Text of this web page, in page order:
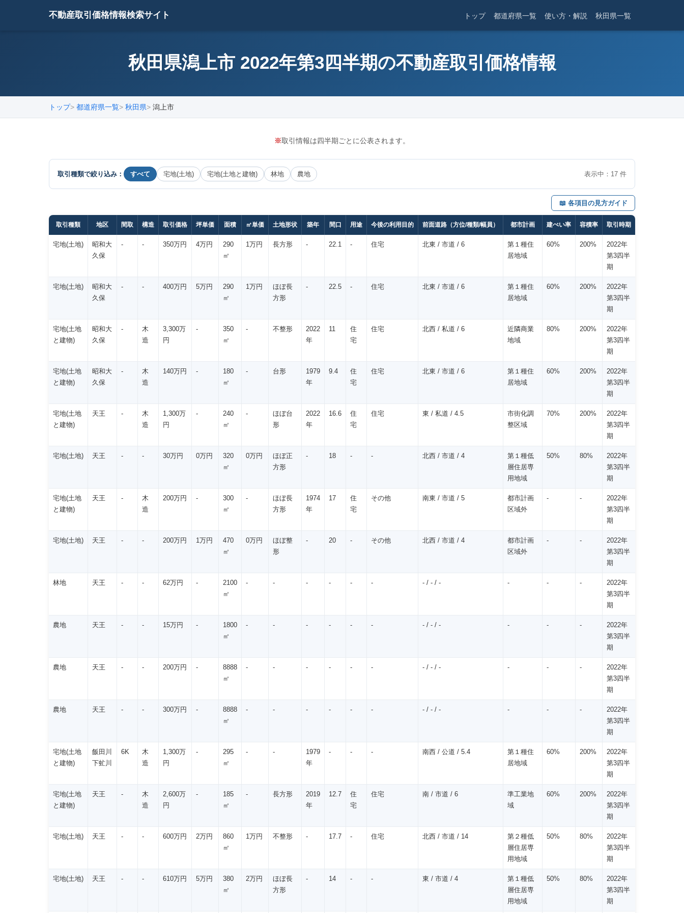
不動産取引価格情報検索サイト トップ 都道府県一覧 使い方・解説 秋田県一覧
秋田県潟上市 2022年第3四半期の不動産取引価格情報
トップ 都道府県一覧 秋田県 潟上市
※取引情報は四半期ごとに公表されます。
取引種類で絞り込み： すべて 宅地(土地) 宅地(土地と建物) 林地 農地 表示中： 17 件
📖 各項目の見方ガイド
取引種類 地区 間取 構造 取引価格 坪単価 面積 ㎡単価 土地形状 築年 間口 用途 今後の利用目的 前面道路（方位/種類/幅員） 都市計画 建ぺい率 容積率 取引時期
宅地(土地)
昭和大
久保
- - 350万円 4万円
290
㎡
1万円 長方形 - 22.1 - 住宅 北東 / 市道 / 6
第１種住
居地域
60% 200%
2022年
第3四半
期
宅地(土地)
昭和大
久保
- - 400万円 5万円
290
㎡
1万円
ほぼ長
方形
- 22.5 - 住宅 北東 / 市道 / 6
第１種住
居地域
60% 200%
2022年
第3四半
期
宅地(土地
と建物)
昭和大
久保
-
木
造
3,300万
円
-
350
㎡
- 不整形
2022
年
11
住
宅
住宅 北西 / 私道 / 6
近隣商業
地域
80% 200%
2022年
第3四半
期
宅地(土地
と建物)
昭和大
久保
-
木
造
140万円 -
180
㎡
- 台形
1979
年
9.4
住
宅
住宅 北東 / 市道 / 6
第１種住
居地域
60% 200%
2022年
第3四半
期
宅地(土地
と建物)
天王 -
木
造
1,300万
円
-
240
㎡
-
ほぼ台
形
2022
年
16.6
住
宅
住宅 東 / 私道 / 4.5
市街化調
整区域
70% 200%
2022年
第3四半
期
宅地(土地) 天王 - - 30万円 0万円
320
㎡
0万円
ほぼ正
方形
- 18 - - 北西 / 市道 / 4
第１種低
層住居専
用地域
50% 80%
2022年
第3四半
期
宅地(土地
と建物)
天王 -
木
造
200万円 -
300
㎡
-
ほぼ長
方形
1974
年
17
住
宅
その他 南東 / 市道 / 5
都市計画
区域外
- -
2022年
第3四半
期
宅地(土地) 天王 - - 200万円 1万円
470
㎡
0万円
ほぼ整
形
- 20 - その他 北西 / 市道 / 4
都市計画
区域外
- -
2022年
第3四半
期
林地 天王 - - 62万円 -
2100
㎡
- - - - - - - / - / - - - -
2022年
第3四半
期
農地 天王 - - 15万円 -
1800
㎡
- - - - - - - / - / - - - -
2022年
第3四半
期
農地 天王 - - 200万円 -
8888
㎡
- - - - - - - / - / - - - -
2022年
第3四半
期
農地 天王 - - 300万円 -
8888
㎡
- - - - - - - / - / - - - -
2022年
第3四半
期
宅地(土地
と建物)
飯田川
下虻川
6K
木
造
1,300万
円
-
295
㎡
- -
1979
年
- - - 南西 / 公道 / 5.4
第１種住
居地域
60% 200%
2022年
第3四半
期
宅地(土地
と建物)
天王 -
木
造
2,600万
円
-
185
㎡
- 長方形
2019
年
12.7
住
宅
住宅 南 / 市道 / 6
準工業地
域
60% 200%
2022年
第3四半
期
宅地(土地) 天王 - - 600万円 2万円
860
㎡
1万円 不整形 - 17.7 - 住宅 北西 / 市道 / 14
第２種低
層住居専
用地域
50% 80%
2022年
第3四半
期
宅地(土地) 天王 - - 610万円 5万円
380
㎡
2万円
ほぼ長
方形
- 14 - - 東 / 市道 / 4
第１種低
層住居専
用地域
50% 80%
2022年
第3四半
期